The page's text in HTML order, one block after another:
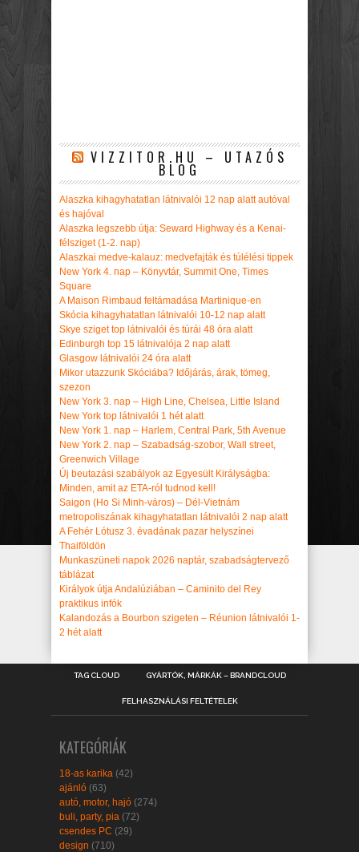
VIZZITOR.HU – UTAZÓS
BLOG
Alaszka kihagyhatatlan látnivalói 12 nap alatt autóval
és hajóval
Alaszka legszebb útja: Seward Highway és a Kenai-
félsziget (1-2. nap)
Alaszkai medve-kalauz: medvefajták és túlélési tippek
New York 4. nap – Könyvtár, Summit One, Times
Square
A Maison Rimbaud feltámadása Martinique-en
Skócia kihagyhatatlan látnivalói 10-12 nap alatt
Skye sziget top látnivalói és túrái 48 óra alatt
Edinburgh top 15 látnivalója 2 nap alatt
Glasgow látnivalói 24 óra alatt
Mikor utazzunk Skóciába? Időjárás, árak, tömeg,
szezon
New York 3. nap – High Line, Chelsea, Little Island
New York top látnivalói 1 hét alatt
New York 1. nap – Harlem, Central Park, 5th Avenue
New York 2. nap – Szabadság-szobor, Wall street,
Greenwich Village
Új beutazási szabályok az Egyesült Királyságba:
Minden, amit az ETA-ról tudnod kell!
Saigon (Ho Si Minh-város) – Dél-Vietnám
metropoliszának kihagyhatatlan látnivalói 2 nap alatt
A Fehér Lótusz 3. évadának pazar helyszínei
Thaiföldön
Munkaszüneti napok 2026 naptár, szabadságtervező
táblázat
Királyok útja Andalúziában – Caminito del Rey
praktikus infók
Kalandozás a Bourbon szigeten – Réunion látnivalói 1-
2 hét alatt
TAG CLOUD GYÁRTÓK, MÁRKÁK – BRANDCLOUD
FELHASZNÁLÁSI FELTÉTELEK
KATEGÓRIÁK
18-as karika (42)
ajánló (63)
autó, motor, hajó (274)
buli, party, pia (72)
csendes PC (29)
design (710)